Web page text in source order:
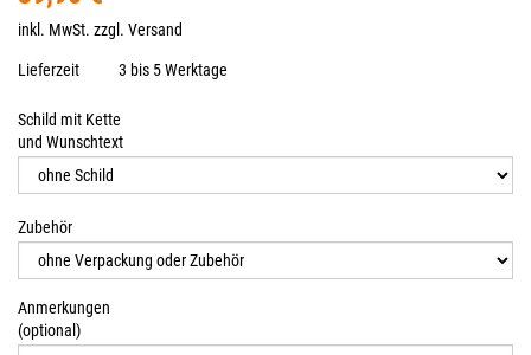
inkl. MwSt. zzgl. Versand
Lieferzeit 3 bis 5 Werktage
Schild mit Kette
und Wunschtext
Zubehör
Anmerkungen
(optional)